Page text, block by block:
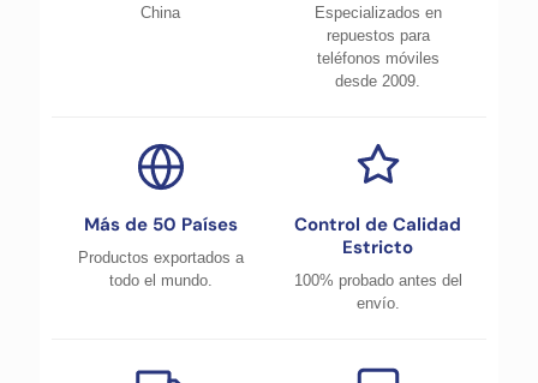
China
Especializados en
repuestos para
teléfonos móviles
desde 2009.
Más de 50 Países
Productos exportados a
todo el mundo.
Control de Calidad
Estricto
100% probado antes del
envío.